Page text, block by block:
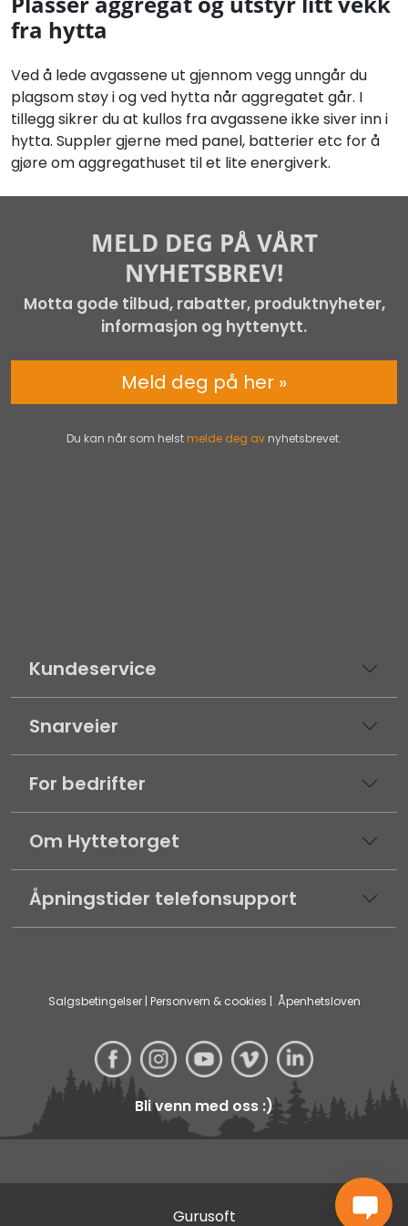
fra hytta
Ved å lede avgassene ut gjennom vegg unngår du
plagsom støy i og ved hytta når aggregatet går. I
tillegg sikrer du at kullos fra avgassene ikke siver inn i
hytta. Suppler gjerne med panel, batterier etc for å
gjøre om aggregathuset til et lite energiverk.
Kundeservice
Snarveier
For bedrifter
Om Hyttetorget
Åpningstider telefonsupport
Salgsbetingelser| Personvern & cookies | Åpenhetsloven
Bli venn med oss :)
MELD DEG PÅ VÅRT
NYHETSBREV!
Motta gode tilbud, rabatter, produktnyheter,
informasjon og hyttenytt.
Du kan når som helst melde deg av nyhetsbrevet.
Meld deg på her »
Gurusoft